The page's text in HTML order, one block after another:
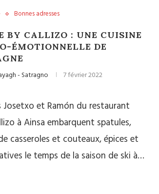
Bonnes adresses
BY CALLIZO : UNE CUISINE
ÉMOTIONNELLE DE
- Satragno 7 février 2022
Josetxo et Ramón du restaurant
à Ainsa embarquent spatules,
casseroles et couteaux, épices et
le temps de la saison de ski à…